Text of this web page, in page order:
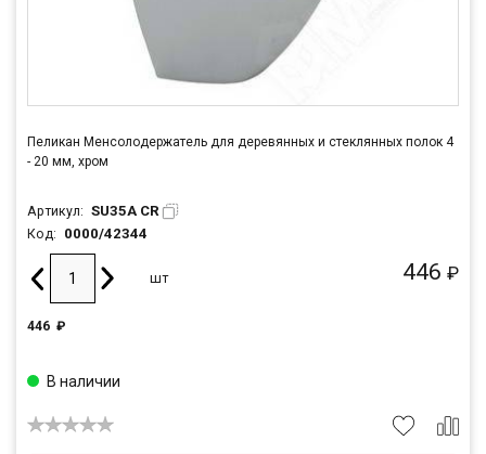
Пеликан Менсолодержатель для деревянных и стеклянных полок 4
- 20 мм, хром
Артикул: SU35A CR
Код: 0000/42344
446 ₽
шт
446 ₽
В наличии